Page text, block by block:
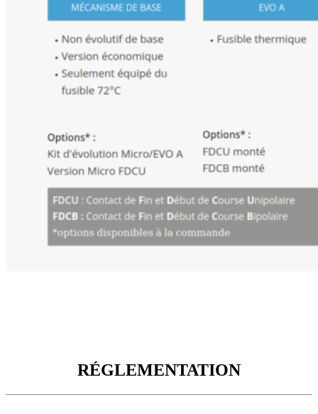
RÉGLEMENTATION